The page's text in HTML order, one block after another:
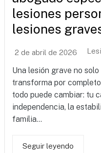
lesiones
lesiones
2 de abril de 2026
Una lesión grave no
transforma por
todo puede cambiar: tu
independencia, la
familia...
Seguir leyendo